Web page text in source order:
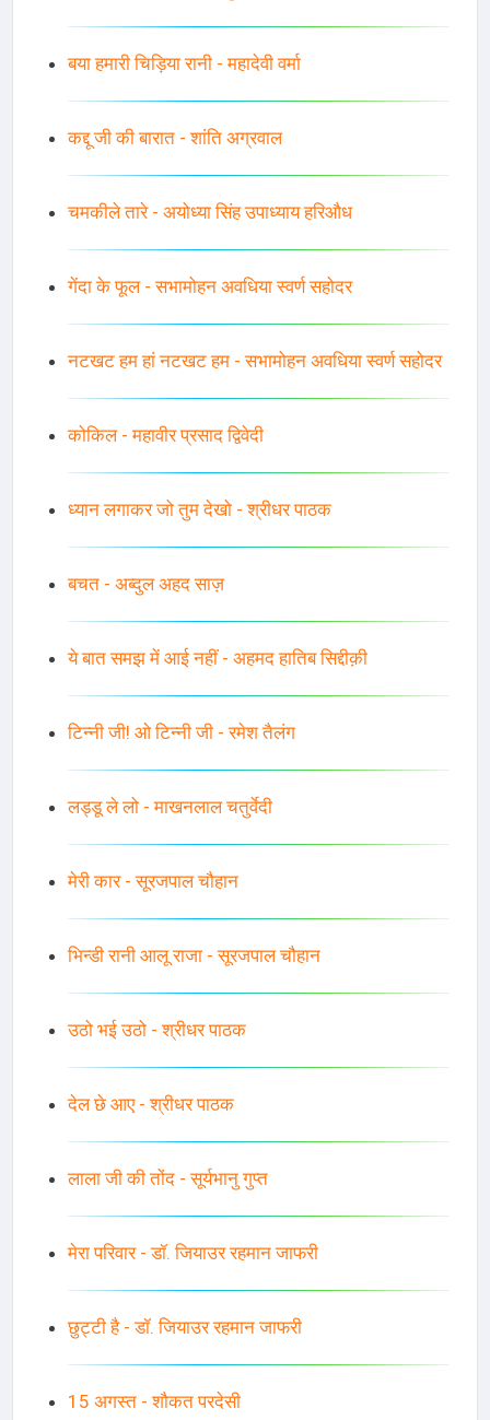
बया हमारी चिड़िया रानी - महादेवी वर्मा
कद्दू जी की बारात - शांति अग्रवाल
चमकीले तारे - अयोध्या सिंह उपाध्याय हरिऔध
गेंदा के फूल - सभामोहन अवधिया स्वर्ण सहोदर
नटखट हम हां नटखट हम - सभामोहन अवधिया स्वर्ण सहोदर
कोकिल - महावीर प्रसाद द्विवेदी
ध्यान लगाकर जो तुम देखो - श्रीधर पाठक
बचत - अब्दुल अहद साज़
ये बात समझ में आई नहीं - अहमद हातिब सिद्दीक़ी
टिन्नी जी! ओ टिन्नी जी - रमेश तैलंग
लड्डू ले लो - माखनलाल चतुर्वेदी
मेरी कार - सूरजपाल चौहान
भिन्डी रानी आलू राजा - सूरजपाल चौहान
उठो भई उठो - श्रीधर पाठक
देल छे आए - श्रीधर पाठक
लाला जी की तोंद - सूर्यभानु गुप्त
मेरा परिवार - डॉ. जियाउर रहमान जाफरी
छुट्टी है - डॉ. जियाउर रहमान जाफरी
15 अगस्त - शौकत परदेसी